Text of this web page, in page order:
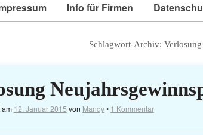
Info für Firmen
Schlagwort-Archiv:
am 12. Januar 2015 von Mandy• 1 Kommentar